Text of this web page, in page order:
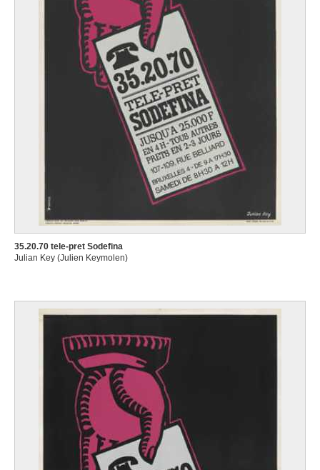
35.20.70 tele-pret Sodefina
Julian Key (Julien Keymolen)